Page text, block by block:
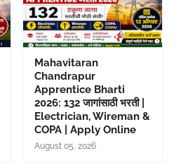
Mahavitaran
Chandrapur
Apprentice Bharti
2026: 132 जागांसाठी भरती |
Electrician, Wireman &
COPA | Apply Online
August 05, 2026